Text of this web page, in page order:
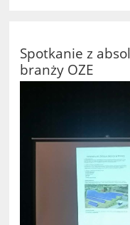
Spotkanie z
branży OZE